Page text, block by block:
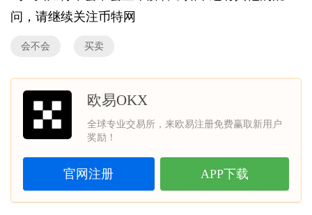
问，请继续关注币特网
会不会 买卖
欧易OKX
全球专业交易所，来欧易注册免费赢取新用户
奖励！
官网注册 APP下载